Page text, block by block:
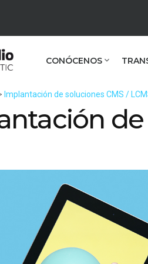
CONÓCENOS
Implantación de soluciones CMS /
de